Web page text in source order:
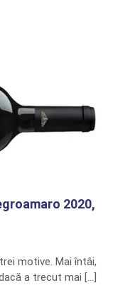
2020,
motive. Mai întâi,
a trecut mai […]